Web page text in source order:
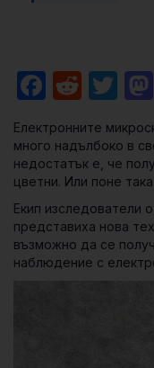
Електронните
много надълбоко в
недостатък е, че
цветни. Или поне
Екип изследователи
представиха нова
възможно да се
наблюдение с